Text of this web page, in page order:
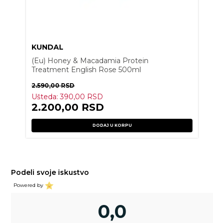
KUNDAL
(Eu) Honey & Macadamia Protein
Treatment English Rose 500ml
2.590,00RSD
Ušteda:390,00 RSD
2.200,00 RSD
DODAJ U KORPU
Podeli svoje iskustvo
Powered by
0,0